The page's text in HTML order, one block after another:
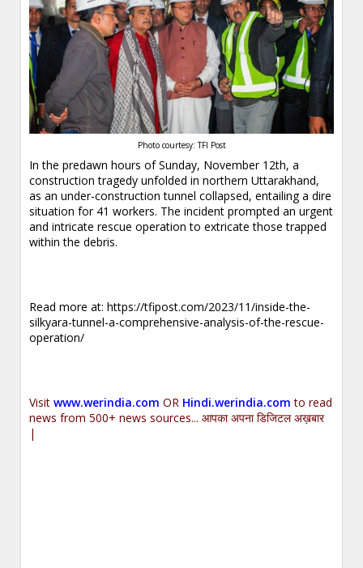
Photo courtesy: TFI Post
In the predawn hours of Sunday, November 12th, a
construction tragedy unfolded in northern Uttarakhand,
as an under-construction tunnel collapsed, entailing a dire
situation for 41 workers. The incident prompted an urgent
and intricate rescue operation to extricate those trapped
within the debris.
Read more at:https://tfipost.com/2023/11/inside-the-
silkyara-tunnel-a-comprehensive-analysis-of-the-rescue-
operation/
Visitwww.werindia.com OR Hindi.werindia.com to read
news from 500+ news sources... आपका अपना डिजिटल अख़बार
|